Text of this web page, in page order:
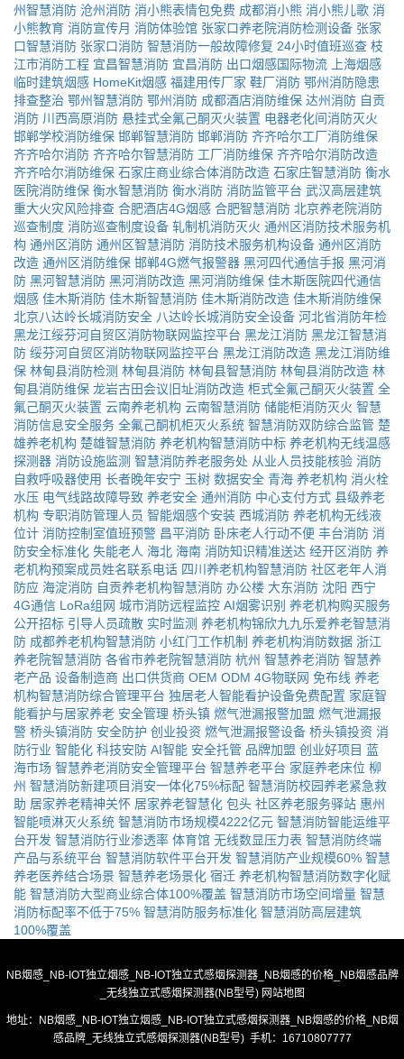
州智慧消防 沧州消防 消小熊表情包免费 成都消小熊 消小熊儿歌 消
小熊教育 消防宣传月 消防体验馆 张家口养老院消防检测设备 张家
口智慧消防 张家口消防 智慧消防一般故障修复 24小时值班巡查 枝
江市消防工程 宜昌智慧消防 宜昌消防 出口烟感国际物流
上海烟感
临时建筑烟感 HomeKit烟感 福建用传厂家 鞋厂消防 鄂州消防隐患
排查整治 鄂州智慧消防 鄂州消防 成都酒店消防维保 达州消防 自贡
消防 川西高原消防 悬挂式全氟己酮灭火装置 电器老化间消防灭火
邯郸学校消防维保 邯郸智慧消防 邯郸消防 齐齐哈尔工厂消防维保
齐齐哈尔消防 齐齐哈尔智慧消防 工厂消防维保 齐齐哈尔消防改造
齐齐哈尔消防维保 石家庄商业综合体消防改造 石家庄智慧消防 衡水
医院消防维保 衡水智慧消防 衡水消防 消防监管平台 武汉高层建筑
重大火灾风险排查 合肥酒店4G烟感 合肥智慧消防 北京养老院消防
巡查制度 消防巡查制度设备 轧制机消防灭火 通州区消防技术服务机
构 通州区消防 通州区智慧消防 消防技术服务机构设备 通州区消防
改造 通州区消防维保 邯郸4G燃气报警器 黑河四代通信手报 黑河消
防 黑河智慧消防 黑河消防改造 黑河消防维保 佳木斯医院四代通信
烟感 佳木斯消防 佳木斯智慧消防 佳木斯消防改造 佳木斯消防维保
北京八达岭长城消防安全 八达岭长城消防安全设备 河北省消防年检
黑龙江绥芬河自贸区消防物联网监控平台 黑龙江消防 黑龙江智慧消
防 绥芬河自贸区消防物联网监控平台 黑龙江消防改造 黑龙江消防维
保 林甸县消防检测 林甸县消防 林甸县智慧消防 林甸县消防改造 林
甸县消防维保 龙岩古田会议旧址消防改造 柜式全氟己酮灭火装置 全
氟己酮灭火装置 云南养老机构 云南智慧消防 储能柜消防灭火 智慧
消防信息安全服务 全氟己酮机柜灭火系统 智慧消防双防综合监管 楚
雄养老机构 楚雄智慧消防 养老机构智慧消防中标 养老机构无线温感
探测器 消防设施监测 智慧消防养老服务处 从业人员技能核验 消防
自救呼吸器使用 长者晚年安宁 玉树 数据安全 青海 养老机构 消火栓
水压 电气线路故障导致 养老安全 通州消防 中心支付方式 县级养老
机构 专职消防管理人员 智能烟感个安装 西城消防 养老机构无线液
位计 消防控制室值班预警 昌平消防 卧床老人行动不便 丰台消防 消
防安全标准化 失能老人 海北 海南 消防知识精准送达 经开区消防 养
老机构预案成员姓名联系电话 四川养老机构智慧消防 社区老年人消
防应 海淀消防 自贡养老机构智慧消防 办公楼 大东消防 沈阳 西宁
4G通信 LoRa组网 城市消防远程监控 AI烟雾识别 养老机构购买服务
公开招标 引导人员疏散 实时监测 养老机构锦欣九九乐爱养老智慧消
防 成都养老机构智慧消防 小红门工作机制 养老机构消防数据 浙江
养老院智慧消防 各省市养老院智慧消防 杭州 智慧养老消防 智慧养
老产品 设备制造商 出口供货商 OEM ODM 4G物联网 免布线 养老
机构智慧消防综合管理平台 独居老人智能看护设备免费配置 家庭智
能看护与居家养老 安全管理 桥头镇 燃气泄漏报警加盟 燃气泄漏报
警 桥头镇消防 安全防护 创业投资 燃气泄漏报警设备 桥头镇投资 消
防行业 智能化 科技安防 AI智能 安全托管 品牌加盟 创业好项目 蓝
海市场 智慧养老消防安全管理平台 智慧养老平台 家庭养老床位 柳
州 智慧消防新建项目消安一体化75%标配 智慧消防校园养老紧急救
助 居家养老精神关怀 居家养老智慧化 包头 社区养老服务驿站 惠州
智能喷淋灭火系统 智慧消防市场规模4222亿元 智慧消防智能运维平
台开发 智慧消防行业渗透率 体育馆 无线数显压力表 智慧消防终端
产品与系统平台 智慧消防软件平台开发 智慧消防产业规模60% 智慧
养老医养结合场景 智慧养老场景化 宿迁 养老机构智慧消防数字化赋
能 智慧消防大型商业综合体100%覆盖 智慧消防市场空间增量 智慧
消防标配率不低于75% 智慧消防服务标准化 智慧消防高层建筑
100%覆盖
NB烟感_NB-IOT独立烟感_NB-IOT独立式感烟探测器_NB烟感的价格_NB烟感品牌
_无线独立式感烟探测器(NB型号) 网站地图
地址：NB烟感_NB-IOT独立烟感_NB-IOT独立式感烟探测器_NB烟感的价格_NB烟
感品牌_无线独立式感烟探测器(NB型号) 手机：16710807777